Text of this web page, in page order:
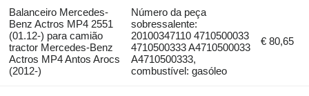
Balanceiro Mercedes-
Benz Actros MP4 2551
(01.12-) para camião
tractor Mercedes-Benz
Actros MP4 Antos Arocs
(2012-)
Número da peça
sobressalente:
20100347110 4710500033
4710500333 A4710500033
A4710500333,
combustível: gasóleo
€ 80,65